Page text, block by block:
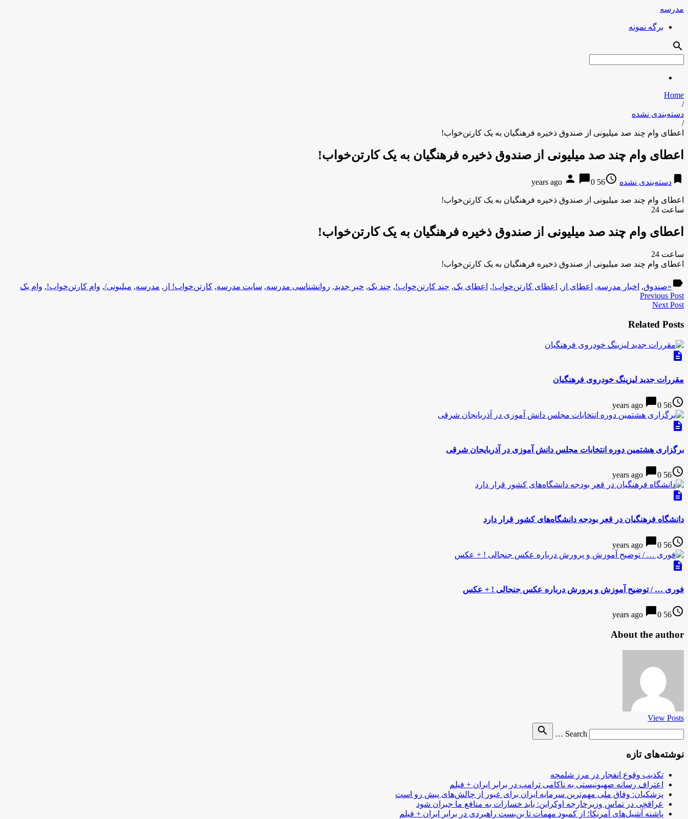
مدرسه
برگه نمونه
search
Home
/
دسته‌بندی نشده
/
اعطای وام چند صد میلیونی از صندوق ذخیره فرهنگیان به یک کارتن‌خواب!
اعطای وام چند صد میلیونی از صندوق ذخیره فرهنگیان به یک کارتن‌خواب!
bookmark دسته‌بندی نشده access_time
56 years ago
person chat_bubble0
اعطای وام چند صد میلیونی از صندوق ذخیره فرهنگیان به یک کارتن‌خواب!
ساعت 24
اعطای وام چند صد میلیونی از صندوق ذخیره فرهنگیان به یک کارتن‌خواب!
ساعت 24
اعطای وام چند صد میلیونی از صندوق ذخیره فرهنگیان به یک کارتن‌خواب!
label «صندوق, اخبار مدرسه, اعطای از , اعطای کارتن‌خواب!, اعطای یک, چند کارتن‌خواب!, چند یک, خبر جدید, روانشناسی مدرسه, سایت مدرسه, کارتن‌خواب! از , مدرسه, میلیونی/, وام کارتن‌خواب!, وام یک
Previous Post
Next Post
Related Posts
description
مقررات جدید لیزینگ خودروی فرهنگیان
access_time
56 years ago
chat_bubble0
description
برگزاری هشتمین دوره انتخابات مجلس دانش آموزی در آذربایجان شرقی
access_time
56 years ago
chat_bubble0
description
دانشگاه‌ فرهنگیان در قعر بودجه دانشگاه‌های کشور قرار دارد
access_time
56 years ago
chat_bubble0
description
فوری … / توضیح آموزش و پرورش درباره عکس جنجالی ! + عکس
access_time
56 years ago
chat_bubble0
About the author
View Posts
Search …
search
نوشته‌های تازه
تکذیب وقوع انفجار در مرز شلمچه
اعتراف رسانه صهیونیستی به ناکامی ترامپ در برابر ایران + فیلم
پزشکیان: وفاق ملی مهم‌ترین سرمایه ایران برای عبور از چالش‌های پیش رو است
عراقچی در تماس وزیرخارجه اوکراین: باید خسارات به منافع ما جبران شود
پاشنه آشیل‌های آمریکا؛ از کمبود مهمات تا بن‌بست راهبردی در برابر ایران + فیلم